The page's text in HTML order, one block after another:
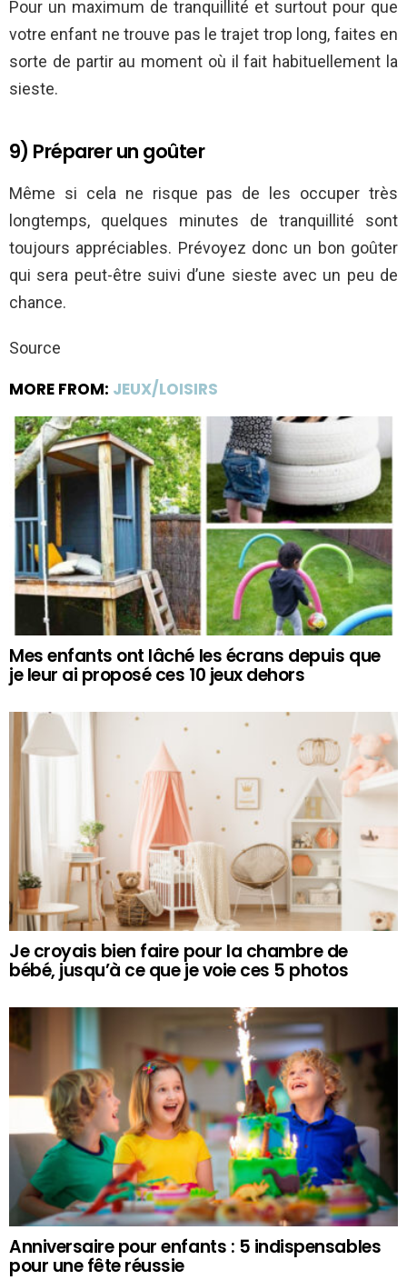
Pour un maximum de tranquillité et surtout pour que
votre enfant ne trouve pas le trajet trop long, faites en
sorte de partir au moment où il fait habituellement la
sieste.
9) Préparer un goûter
Même si cela ne risque pas de les occuper très
longtemps, quelques minutes de tranquillité sont
toujours appréciables. Prévoyez donc un bon goûter
qui sera peut-être suivi d’une sieste avec un peu de
chance.
Source
MORE FROM: JEUX/LOISIRS
Mes enfants ont lâché les écrans depuis que
je leur ai proposé ces 10 jeux dehors
Je croyais bien faire pour la chambre de
bébé, jusqu’à ce que je voie ces 5 photos
Anniversaire pour enfants : 5 indispensables
pour une fête réussie